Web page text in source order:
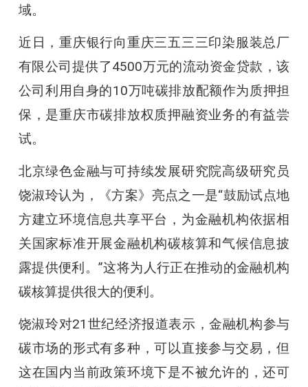
域。
近日，重庆银行向重庆三五三三印染服装总厂
有限公司提供了4500万元的流动资金贷款，该
公司利用自身的10万吨碳排放配额作为质押担
保，是重庆市碳排放权质押融资业务的有益尝
试。
北京绿色金融与可持续发展研究院高级研究员
饶淑玲认为，《方案》亮点之一是“鼓励试点地
方建立环境信息共享平台，为金融机构依据相
关国家标准开展金融机构碳核算和气候信息披
露提供便利。”这将为人行正在推动的金融机构
碳核算提供很大的便利。
饶淑玲对21世纪经济报道表示，金融机构参与
碳市场的形式有多种，可以直接参与交易，但
这在国内当前政策环境下是不被允许的，还可